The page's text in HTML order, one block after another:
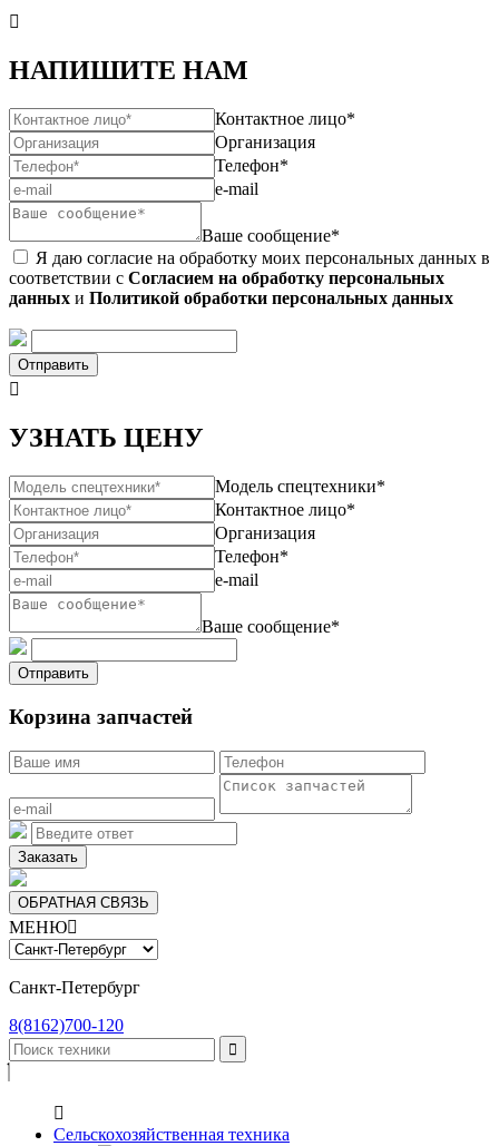

НАПИШИТЕ НАМ
Контактное лицо*
Организация
Телефон*
e-mail
Ваше сообщение*
Я даю согласие на обработку моих персональных данных в
соответствии с Согласием на обработку персональных
данных и Политикой обработки персональных данных
Отправить

УЗНАТЬ ЦЕНУ
Модель спецтехники*
Контактное лицо*
Организация
Телефон*
e-mail
Ваше сообщение*
Отправить
Корзина запчастей
Заказать
ОБРАТНАЯ СВЯЗЬ
МЕНЮ
Санкт-Петербург
8(8162)700-120


Сельскохозяйственная техника